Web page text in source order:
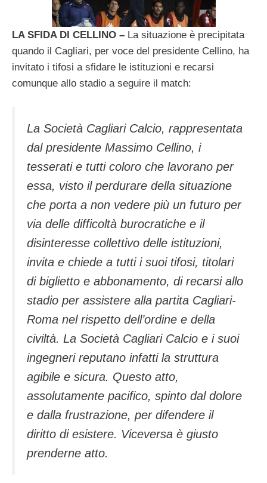
LA SFIDA DI CELLINO – La situazione è precipitata
quando il Cagliari, per voce del presidente Cellino, ha
invitato i tifosi a sfidare le istituzioni e recarsi
comunque allo stadio a seguire il match:
La Società Cagliari Calcio, rappresentata
dal presidente Massimo Cellino, i
tesserati e tutti coloro che lavorano per
essa, visto il perdurare della situazione
che porta a non vedere più un futuro per
via delle difficoltà burocratiche e il
disinteresse collettivo delle istituzioni,
invita e chiede a tutti i suoi tifosi, titolari
di biglietto e abbonamento, di recarsi allo
stadio per assistere alla partita Cagliari-
Roma nel rispetto dell’ordine e della
civiltà. La Società Cagliari Calcio e i suoi
ingegneri reputano infatti la struttura
agibile e sicura. Questo atto,
assolutamente pacifico, spinto dal dolore
e dalla frustrazione, per difendere il
diritto di esistere. Viceversa è giusto
prenderne atto.